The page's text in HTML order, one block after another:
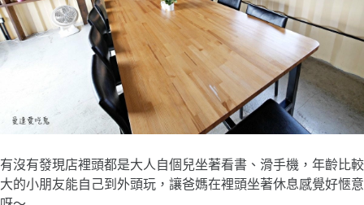
有沒有發現店裡頭都是大人自個兒坐著看書、滑手機，年齡比較
大的小朋友能自己到外頭玩，讓爸媽在裡頭坐著休息感覺好愜意